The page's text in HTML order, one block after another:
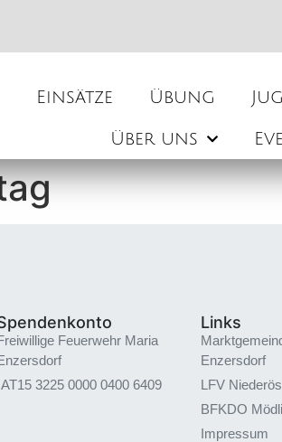
Einsätze Übung
Über uns
Feuerwehr Maria
AT15 3225 0000 0400 6409
Links
Enzersdorf
LFV
BFKDO
Impressum